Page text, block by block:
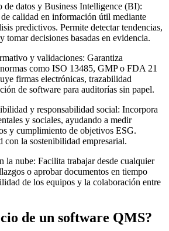
de datos y Business Intelligence (BI):
calidad en información útil mediante
predictivos. Permite detectar tendencias,
tomar decisiones basadas en evidencia.
y validaciones: Garantiza
como ISO 13485, GMP o FDA 21
firmas electrónicas, trazabilidad
de software para auditorías sin papel.
y responsabilidad social: Incorpora
y sociales, ayudando a medir
y cumplimiento de objetivos ESG.
con la sostenibilidad empresarial.
la nube: Facilita trabajar desde cualquier
o aprobar documentos en tiempo
de los equipos y la colaboración entre
de un software QMS?